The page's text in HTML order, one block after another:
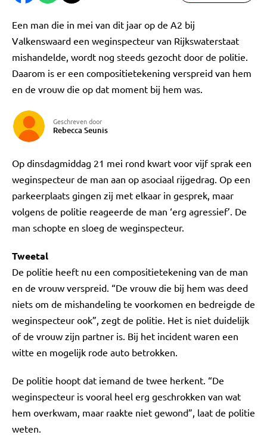
Een man die in mei van dit jaar op de A2 bij
Valkenswaard een weginspecteur van Rijkswaterstaat
mishandelde, wordt nog steeds gezocht door de politie.
Daarom is er een compositietekening verspreid van hem
en de vrouw die op dat moment bij hem was.
Geschreven door
Rebecca Seunis
Op dinsdagmiddag 21 mei rond kwart voor vijf sprak een
weginspecteur de man aan op asociaal rijgedrag. Op een
parkeerplaats gingen zij met elkaar in gesprek, maar
volgens de politie reageerde de man ‘erg agressief’. De
man schopte en sloeg de weginspecteur.
Tweetal
De politie heeft nu een compositietekening van de man
en de vrouw verspreid. “De vrouw die bij hem was deed
niets om de mishandeling te voorkomen en bedreigde de
weginspecteur ook”, zegt de politie. Het is niet duidelijk
of de vrouw zijn partner is. Bij het incident waren een
witte en mogelijk rode auto betrokken.
De politie hoopt dat iemand de twee herkent. “De
weginspecteur is vooral heel erg geschrokken van wat
hem overkwam, maar raakte niet gewond”, laat de politie
weten.